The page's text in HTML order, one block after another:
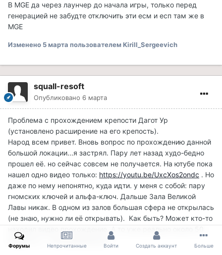
В MGE да через лаунчер до начала игры, только перед
генерацией не забудте отключить эти есм и есп там же в
MGE
Изменено 5 марта пользователем Kirill_Sergeevich
squall-resoft
Опубликовано 6 марта
Проблема с прохождением крепости Дагот Ур
(установлено расширение на его крепость).
Народ всем привет. Вновь вопрос по прохождению данной
большой локации...я застрял. Пару лет назад худо-бедно
прошел её. но сейчас совсем не получается. На ютубе пока
нашел одно видео только: https://youtu.be/UxcXos2ondc . Но
даже по нему непонятно, куда идти. у меня с собой: пару
гномских ключей и альфа-ключ. Дальше Зала Великой
Лавы никак. В одном из залов большая сфера не открылась
(не знаю, нужно ли её открывать). Как быть? Может кто-то
часов тут.... уже невозможно...
Форумы Непрочитанные Войти Создать аккаунт Больше